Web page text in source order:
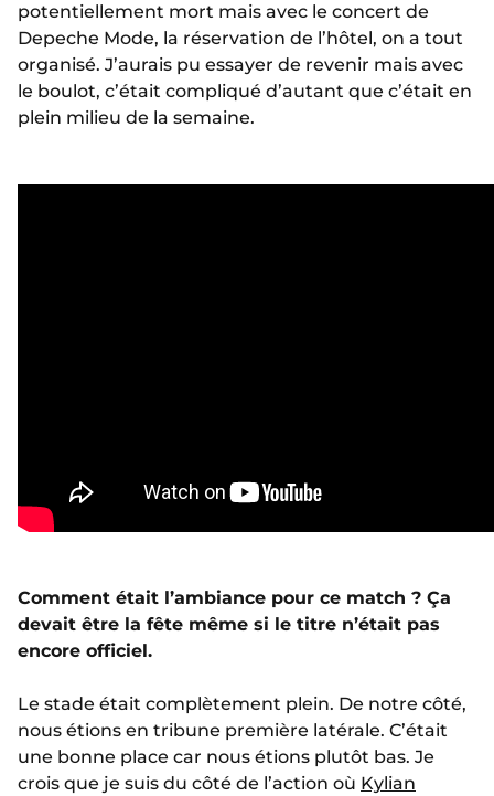
potentiellement mort mais avec le concert de
Depeche Mode, la réservation de l’hôtel, on a tout
organisé. J’aurais pu essayer de revenir mais avec
le boulot, c’était compliqué d’autant que c’était en
plein milieu de la semaine.
Comment était l’ambiance pour ce match ? Ça
devait être la fête même si le titre n’était pas
encore officiel.
Le stade était complètement plein. De notre côté,
nous étions en tribune première latérale. C’était
une bonne place car nous étions plutôt bas. Je
crois que je suis du côté de l’action où Kylian